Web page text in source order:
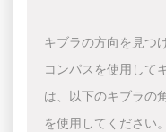
キブラの方向を見つ
コンパスを使用して
は、以下のキブラの
を使用してください